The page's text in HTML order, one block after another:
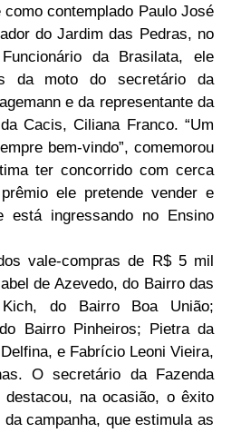
contemplado Paulo José
do Jardim das Pedras, no
da Brasilata, ele
da moto do secretário da
e da representante da
Cacis, Ciliana Franco. “Um
bem-vindo”, comemorou
ter concorrido com cerca
ele pretende vender e
está ingressando no Ensino
vale-compras de R$ 5 mil
de Azevedo, do Bairro das
Kich, do Bairro Boa União;
Bairro Pinheiros; Pietra da
e Fabrício Leoni Vieira,
O secretário da Fazenda
destacou, na ocasião, o êxito
campanha, que estimula as